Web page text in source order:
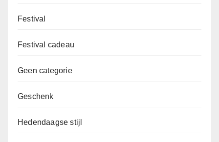
Festival
Festival cadeau
Geen categorie
Geschenk
Hedendaagse stijl